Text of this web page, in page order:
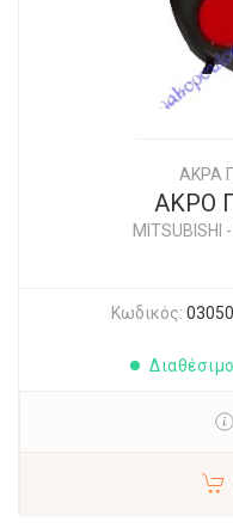
ΑΚΡΑ
ΑΚΡΟ
MITSUBISHI -
Κωδικός:
Διαθέσιμο